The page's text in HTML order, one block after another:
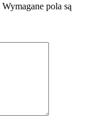
Wymagane pola są